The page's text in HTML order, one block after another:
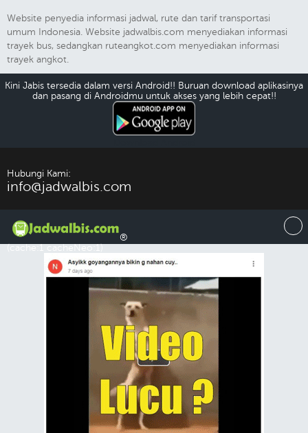
Website penyedia informasi jadwal, rute dan tarif transportasi
umum Indonesia. Website jadwalbis.com menyediakan informasi
trayek bus, sedangkan ruteangkot.com menyediakan informasi
trayek angkot.
Kini Jabis tersedia dalam versi Android!! Buruan download aplikasinya
dan pasang di Androidmu untuk akses yang lebih cepat!!
Hubungi Kami:
info@jadwalbis.com
®
(cache:1 cacheNeo:1)